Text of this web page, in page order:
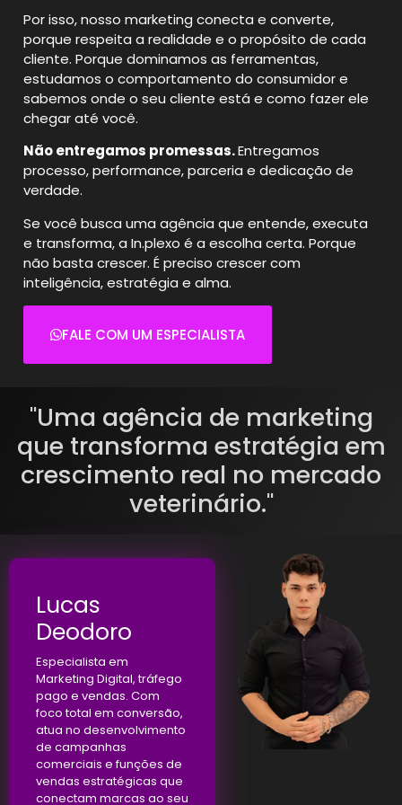
Por isso, nosso marketing conecta e converte,
porque respeita a realidade e o propósito de cada
cliente. Porque dominamos as ferramentas,
estudamos o comportamento do consumidor e
sabemos onde o seu cliente está e como fazer ele
chegar até você.
Não entregamos promessas.Entregamos
processo, performance, parceria e dedicação de
verdade.
Se você busca uma agência que entende, executa
e transforma, a In.plexo é a escolha certa. Porque
não basta crescer. É preciso crescer com
inteligência, estratégia e alma.
FALE COM UM ESPECIALISTA
"Uma agência de marketing
que transforma estratégia em
crescimento real no mercado
veterinário."
Lucas
Deodoro
Especialista em
Marketing Digital, tráfego
pago e vendas. Com
foco total em conversão,
atua no desenvolvimento
de campanhas
comerciais e funções de
vendas estratégicas que
conectam marcas ao seu